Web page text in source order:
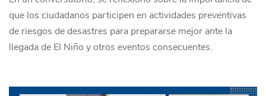
que los ciudadanos participen en actividades preventivas
de riesgos de desastres para prepararse mejor ante la
llegada de El Niño y otros eventos consecuentes.